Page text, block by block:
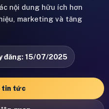
nội dung hữu ích hơn
marketing và tăng
đăng: 15/07/2025
tin tức